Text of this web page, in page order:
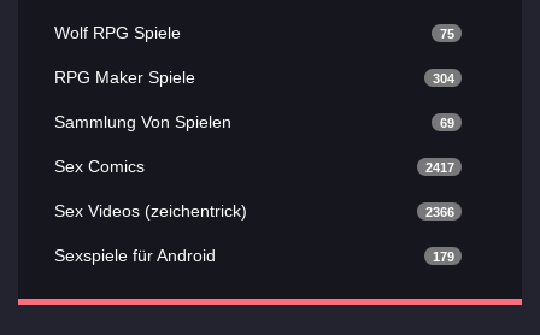
Wolf RPG Spiele 75
RPG Maker Spiele 304
Sammlung Von Spielen 69
Sex Comics 2417
Sex Videos (zeichentrick) 2366
Sexspiele für Android 179